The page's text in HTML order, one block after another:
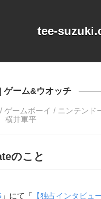
tee-
ゲーム&ウオッチ
ゲームボーイ ニンテンド
横井軍平
のこと
」にて「
【独占インタビュ